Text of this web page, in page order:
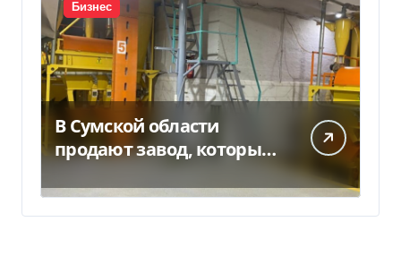
Бизнес
В Сумской области
продают завод, который
продает 90% товаров за
границу